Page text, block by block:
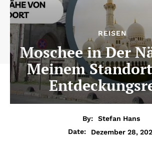
REISEN
Moschee in Der
Meinem
By:
Stefan Hans
Date:
Dezember 28,